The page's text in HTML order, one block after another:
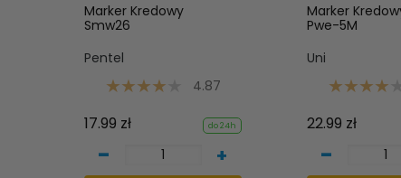
Marker Kredowy
Smw26
Pentel
4.87
17.99 zł do 24h
- +
Marker
Pwe-5M
Uni
22.99 zł
-